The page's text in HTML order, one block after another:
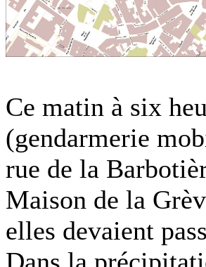
Ce matin à six
(gendarmerie
rue de la
Maison de la
elles devaient